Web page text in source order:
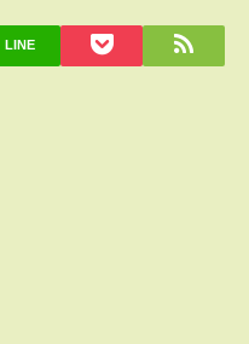
LINE